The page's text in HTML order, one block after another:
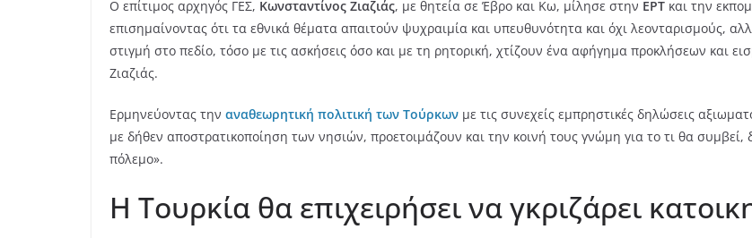
Ο επίτιμος αρχηγός ΓΕΣ, Κωνσταντίνος Ζιαζιάς, με θητεία σε Έβρο και Κω, μίλησε στην ΕΡΤ και την
επισημαίνοντας ότι τα εθνικά θέματα απαιτούν ψυχραιμία και υπευθυνότητα και όχι λεονταρισμούς,
στιγμή στο πεδίο, τόσο με τις ασκήσεις όσο και με τη ρητορική, χτίζουν ένα αφήγημα προκλήσεων και
Ζιαζιάς.
Ερμηνεύοντας την αναθεωρητική πολιτική των Τούρκων με τις συνεχείς εμπρηστικές δηλώσεις
με δήθεν αποστρατικοποίηση των νησιών, προετοιμάζουν και την κοινή τους γνώμη για το τι θα
πόλεμο».
Η Τουρκία θα επιχειρήσει να γκριζάρει